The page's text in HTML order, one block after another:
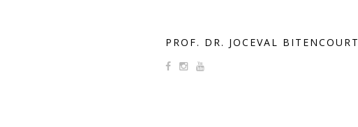
PROF. DR. JOCEVAL BITENCOURT